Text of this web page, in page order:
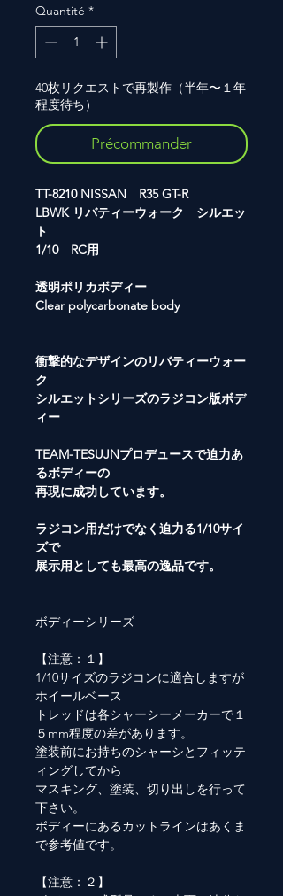
Quantité *
40枚リクエストで再製作（半年〜１年
程度待ち）
Précommander
TT-8210 NISSAN R35 GT-R
LBWK リバティーウォーク シルエッ
ト
1/10 RC用
透明ポリカボディー
Clear polycarbonate body
衝撃的なデザインのリバティーウォー
ク
シルエットシリーズのラジコン版ボデ
ィー
TEAM-TESUJNプロデュースで迫力あ
るボディーの
再現に成功しています。
ラジコン用だけでなく迫力る1/10サイ
ズで
展示用としても最高の逸品です。
ボディーシリーズ
【注意：１】
1/10サイズのラジコンに適合しますが
ホイールベース
トレッドは各シャーシーメーカーで１
５mm程度の差があります。
塗装前にお持ちのシャーシとフィッテ
ィングしてから
マスキング、塗装、切り出しを行って
下さい。
ボディーにあるカットラインはあくま
で参考値です。
【注意：２】